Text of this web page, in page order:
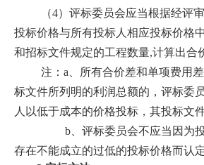
（4）评标委员会应当根据经评
投标价格与所有投标人相应投标价格
和招标文件规定的工程数量,计算出合
注： a、所有合价差和单项费用
标文件所列明的利润总额的，评标委
人以低于成本的价格投标，其投标文件
b、评标委员会不应当因为
存在不能成立的过低的投标价格而认